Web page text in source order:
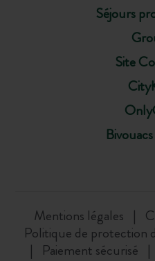
Séjours
Site
Mentions légales
Politique de protection
Paiement sécurisé